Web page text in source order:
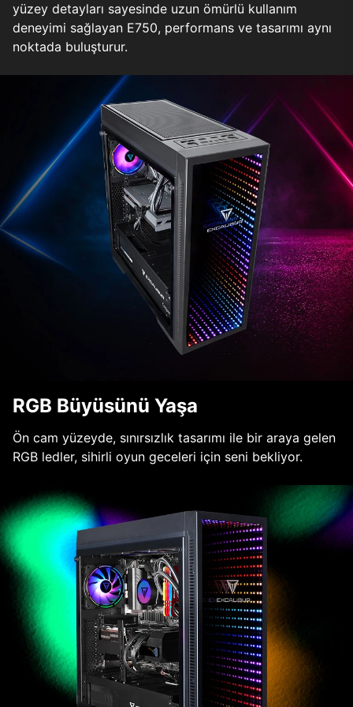
yüzey detayları sayesinde uzun ömürlü kullanım
deneyimi sağlayan E750, performans ve tasarımı aynı
noktada buluşturur.
RGB Büyüsünü Yaşa
Ön cam yüzeyde, sınırsızlık tasarımı ile bir araya gelen
RGB ledler, sihirli oyun geceleri için seni bekliyor.